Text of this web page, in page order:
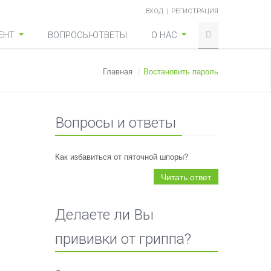
ВХОД РЕГИСТРАЦИЯ
ВОПРОСЫ-ОТВЕТЫ О НАС
Главная / Востановить пароль
Вопросы и ответы
Как избавиться от пяточной шпоры?
Читать ответ
Делаете ли Вы
прививки от гриппа?